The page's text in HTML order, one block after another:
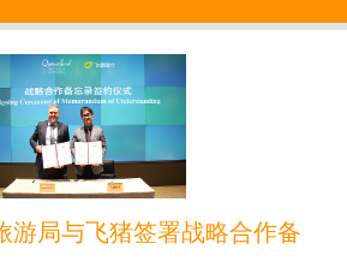
游局与飞猪签署战略合作备